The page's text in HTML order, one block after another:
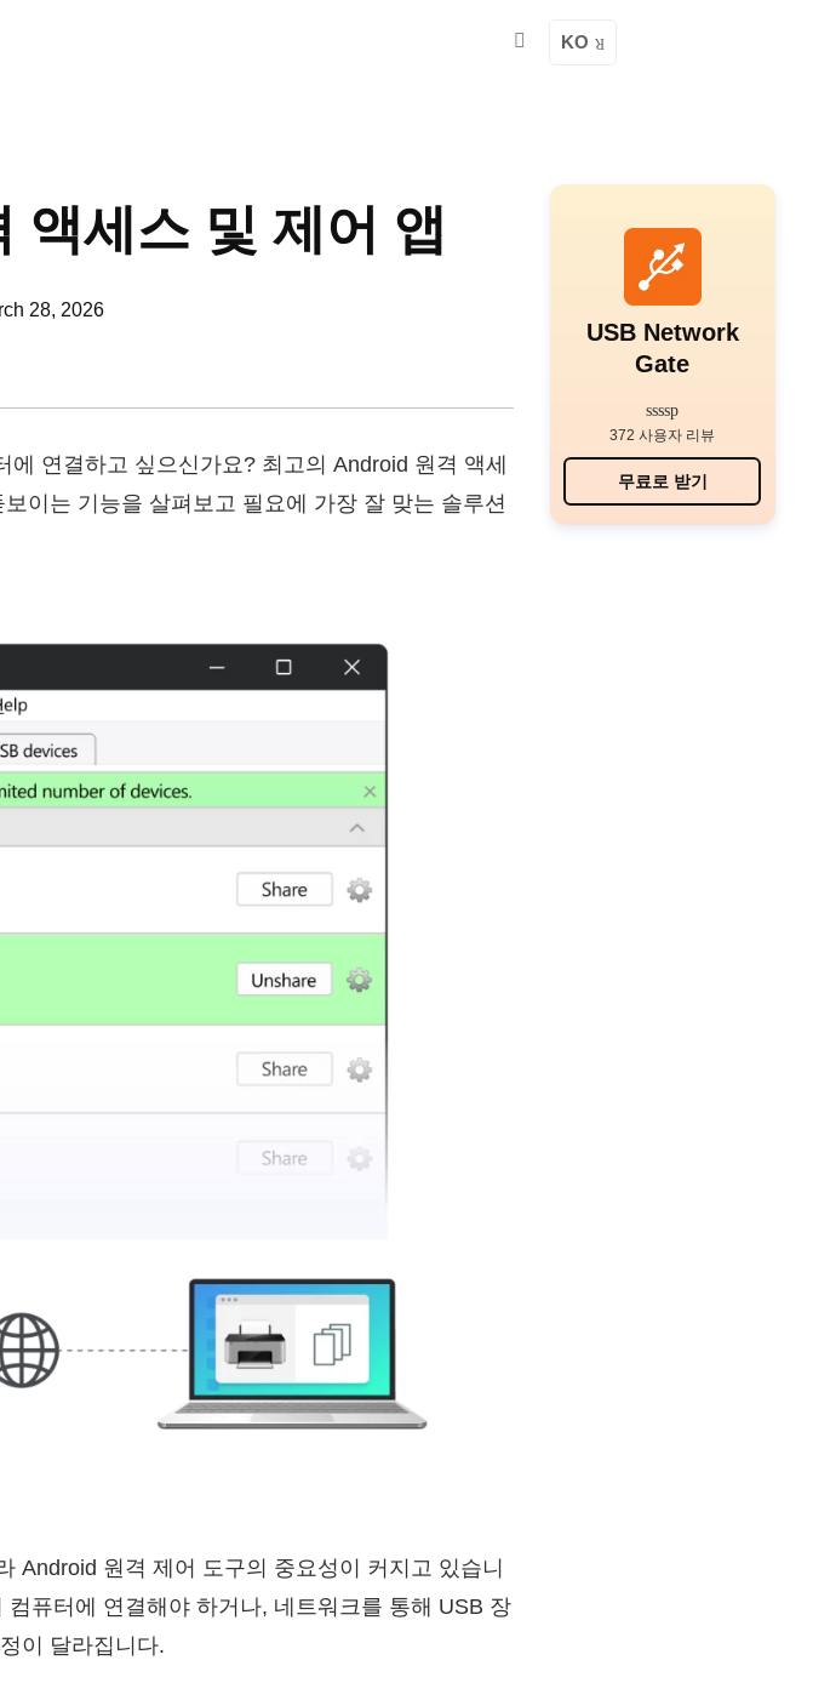
KO
세스 및 제어 앱
28, 2026
연결하고 싶으신가요? 최고의 Android 원격 액세
이는 기능을 살펴보고 필요에 가장 잘 맞는 솔루션
Android 원격 제어 도구의 중요성이 커지고 있습니
퓨터에 연결해야 하거나, 네트워크를 통해 USB 장
이 달라집니다.
USB Network
Gate
372 사용자 리뷰
무료로 받기